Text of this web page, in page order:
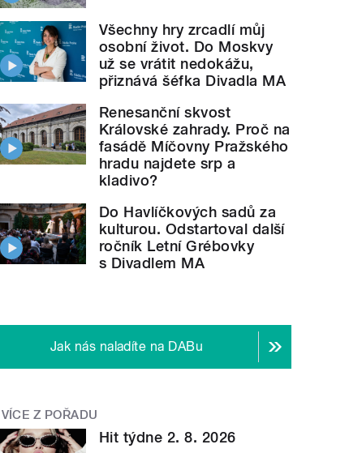
Všechny hry zrcadlí můj
osobní život. Do Moskvy
už se vrátit nedokážu,
přiznává šéfka Divadla MA
Renesanční skvost
Královské zahrady. Proč na
fasádě Míčovny Pražského
hradu najdete srp a
kladivo?
Do Havlíčkových sadů za
kulturou. Odstartoval další
ročník Letní Grébovky
s Divadlem MA
Jak nás naladíte na DABu
VÍCE Z POŘADU
Hit týdne 2. 8. 2026